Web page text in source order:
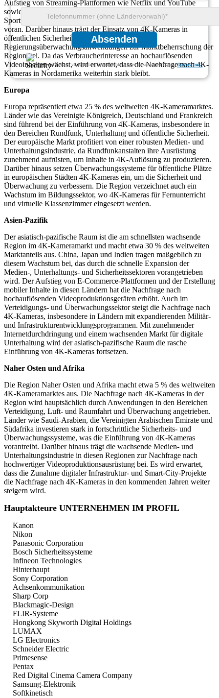
Absenden
Wir gewährleisten vollständige Vertraulichkeit Ihrer persönlichen Daten.Datenschutz
Aufstieg von Streaming-Plattformen wie Netflix und YouTube
sowie die steigende Zahl von Live-Events und professionellen
Sportübertragungen in 4K treiben das Marktwachstum erheblich
voran. Darüber hinaus trägt der Einsatz von 4K-Kameras in
öffentlichen Sicherheits- und
Regierungsüberwachungsanwendungen zur Marktbeherrschung der
Region bei. Da das Verbraucherinteresse an hochauflösenden
Videoinhalten wächst, wird erwartet, dass die Nachfrage nach 4K-
Kameras in Nordamerika weiterhin stark bleibt.
Europa
Europa repräsentiert etwa 25 % des weltweiten 4K-Kameramarktes.
Länder wie das Vereinigte Königreich, Deutschland und Frankreich
sind führend bei der Einführung von 4K-Kameras, insbesondere in
den Bereichen Rundfunk, Unterhaltung und öffentliche Sicherheit.
Der europäische Markt profitiert von einer robusten Medien- und
Unterhaltungsindustrie, da Rundfunkanstalten ihre Ausrüstung
zunehmend aufrüsten, um Inhalte in 4K-Auflösung zu produzieren.
Darüber hinaus setzen Überwachungssysteme für öffentliche Plätze
in europäischen Städten 4K-Kameras ein, um die Sicherheit und
Überwachung zu verbessern. Die Region verzeichnet auch ein
Wachstum im Bildungssektor, wo 4K-Kameras für Fernunterricht
und virtuelle Klassenzimmer eingesetzt werden.
Asien-Pazifik
Der asiatisch-pazifische Raum ist die am schnellsten wachsende
Region im 4K-Kameramarkt und macht etwa 30 % des weltweiten
Marktanteils aus. China, Japan und Indien tragen maßgeblich zu
diesem Wachstum bei, das durch die schnelle Expansion der
Medien-, Unterhaltungs- und Sicherheitssektoren vorangetrieben
wird. Der Aufstieg von E-Commerce-Plattformen und der Erstellung
mobiler Inhalte in diesen Ländern hat die Nachfrage nach
hochauflösenden Videoproduktionsgeräten erhöht. Auch im
Verteidigungs- und Überwachungssektor steigt die Nachfrage nach
4K-Kameras, insbesondere in Ländern mit expandierenden Militär-
und Infrastrukturentwicklungsprogrammen. Mit zunehmender
Internetdurchdringung und einem wachsenden Markt für digitale
Unterhaltung wird der asiatisch-pazifische Raum die rasche
Einführung von 4K-Kameras fortsetzen.
Naher Osten und Afrika
Die Region Naher Osten und Afrika macht etwa 5 % des weltweiten
4K-Kameramarktes aus. Die Nachfrage nach 4K-Kameras in der
Region wird hauptsächlich durch Anwendungen in den Bereichen
Verteidigung, Luft- und Raumfahrt und Überwachung angetrieben.
Länder wie Saudi-Arabien, die Vereinigten Arabischen Emirate und
Südafrika investieren stark in fortschrittliche Sicherheits- und
Überwachungssysteme, was die Einführung von 4K-Kameras
vorantreibt. Darüber hinaus trägt die wachsende Medien- und
Unterhaltungsindustrie in diesen Regionen zur Nachfrage nach
hochwertiger Videoproduktionsausrüstung bei. Es wird erwartet,
dass die Zunahme digitaler Infrastruktur- und Smart-City-Projekte
die Nachfrage nach 4K-Kameras in den kommenden Jahren weiter
steigern wird.
Hauptakteure UNTERNEHMEN IM PROFIL
Kanon
Nikon
Panasonic Corporation
Bosch Sicherheitssysteme
Infineon Technologies
Hinterhaupt
Sony Corporation
Achsenkommunikation
Sharp Corp
Blackmagic-Design
FLIR-Systeme
Hongkong Skyworth Digital Holdings
LUMAX
LG Electronics
Schneider Electric
Primesense
Pentax
Red Digital Cinema Camera Company
Samsung-Elektronik
Softkinetisch